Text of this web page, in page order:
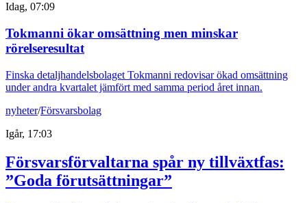
Idag, 07:09
Tokmanni ökar omsättning men minskar
rörelseresultat
Finska detaljhandelsbolaget Tokmanni redovisar ökad omsättning
under andra kvartalet jämfört med samma period året innan.
nyheter/Försvarsbolag
Igår, 17:03
Försvarsförvaltarna spår ny tillväxtfas:
”Goda förutsättningar”